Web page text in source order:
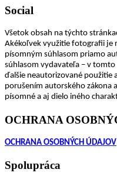
Social
Všetok obsah na týchto
Akékoľvek využitie fotografii je
písomným súhlasom priamo
súhlasom vydavateľa – v
ďalšie neautorizované použitie
porušením autorského zákona
písomné a aj dielo iného
OCHRANA
OCHRANA OSOBNÝCH ÚDAJOV
Spolupráca